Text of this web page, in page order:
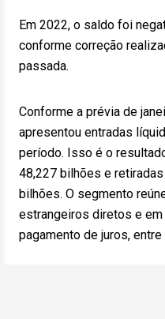
Em 2022, o saldo foi
conforme correção
passada.
Conforme a prévia de
apresentou entradas
período. Isso é o
48,227 bilhões e
bilhões. O segmento
estrangeiros diretos e
pagamento de juros,